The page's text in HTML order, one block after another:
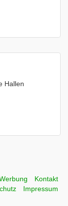
Hallen
Kontakt
Impressum